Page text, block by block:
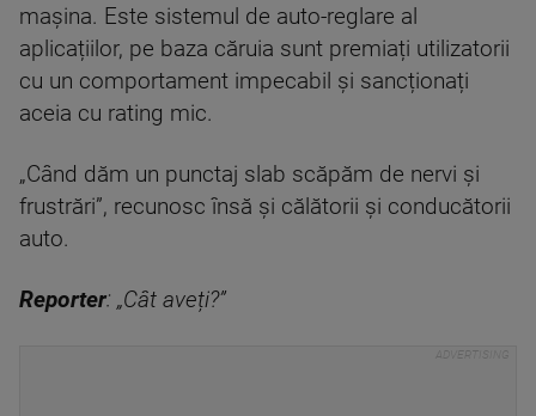
mașina. Este sistemul de auto-reglare al
aplicațiilor, pe baza căruia sunt premiați utilizatorii
cu un comportament impecabil și sancționați
aceia cu rating mic.
„Când dăm un punctaj slab scăpăm de nervi și
frustrări”, recunosc însă și călătorii și conducătorii
auto.
Reporter: „Cât aveți?”